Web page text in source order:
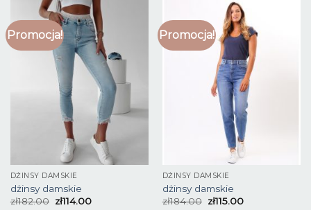
Promocja!
DŻINSY DAMSKIE
dżinsy damskie
zł182.00 zł114.00
Promocja!
DŻINSY DAMSKIE
dżinsy damskie
zł184.00 zł115.00